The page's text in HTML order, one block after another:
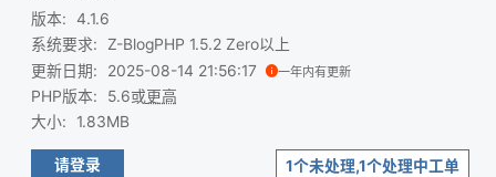
版本:
4.1.6
系统要求:
Z-BlogPHP 1.5.2 Zero以上
更新日期: 2025-08-14 21:56:17 一年内有更新
PHP版本: 5.6或更高
大小: 1.83MB
1个未处理,1个处理中工单
请登录